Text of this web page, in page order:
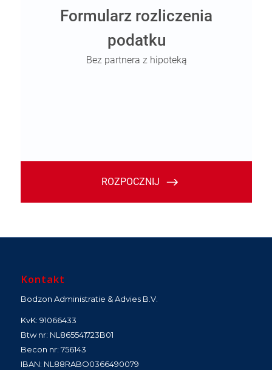
Kontakt
Bodzon Administratie & Advies B.V.
KvK: 91066433
Btw nr: NL865541723B01
Becon nr: 756143
IBAN: NL88RABO0366490079